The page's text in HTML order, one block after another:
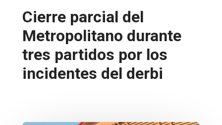
Cierre parcial del
Metropolitano durante
tres partidos por los
incidentes del derbi